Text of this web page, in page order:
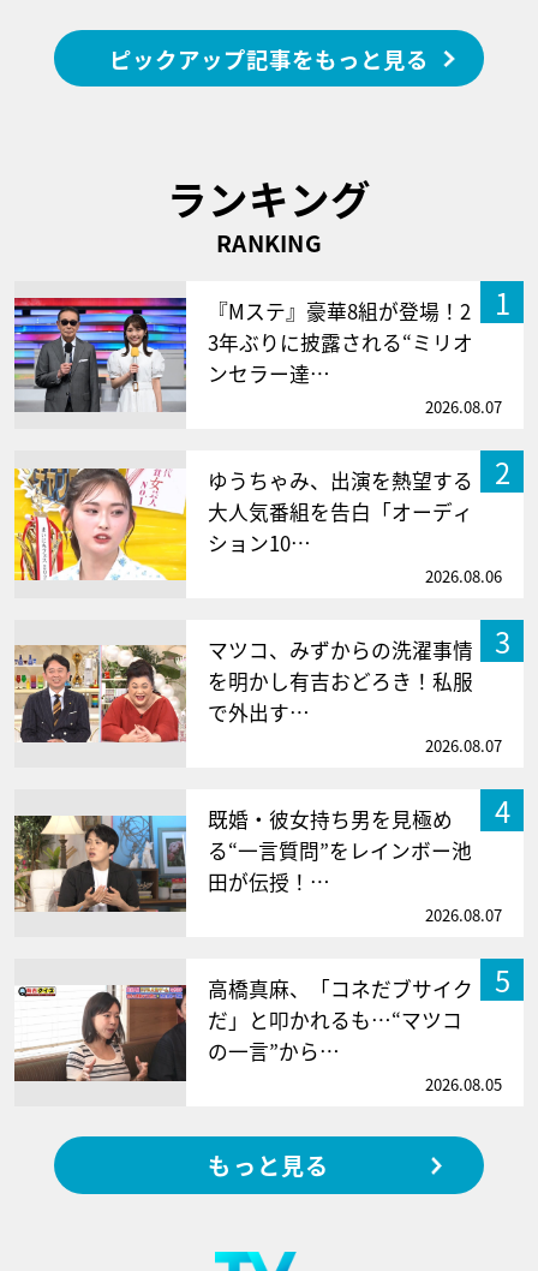
ピックアップ記事をもっと見る
ランキング
RANKING
1
『Mステ』豪華8組が登場！2
3年ぶりに披露される“ミリオ
ンセラー達…
2026.08.07
2
ゆうちゃみ、出演を熱望する
大人気番組を告白「オーディ
ション10…
2026.08.06
3
マツコ、みずからの洗濯事情
を明かし有吉おどろき！私服
で外出す…
2026.08.07
4
既婚・彼女持ち男を見極め
る“一言質問”をレインボー池
田が伝授！…
2026.08.07
5
高橋真麻、「コネだブサイク
だ」と叩かれるも…“マツコ
の一言”から…
2026.08.05
もっと見る